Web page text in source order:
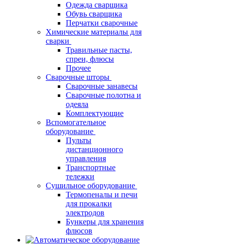
Одежда сварщика
Обувь сварщика
Перчатки сварочные
Химические материалы для
сварки
Травильные пасты,
спреи, флюсы
Прочее
Сварочные шторы
Сварочные занавесы
Сварочные полотна и
одеяла
Комплектующие
Вспомогательное
оборудование
Пульты
дистанционного
управления
Транспортные
тележки
Сушильное оборудование
Термопеналы и печи
для прокалки
электродов
Бункеры для хранения
флюсов